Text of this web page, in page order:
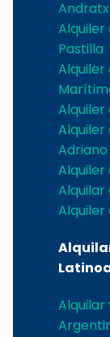
Andratx
Pastilla
Alquiler
Adriano
Alquilar